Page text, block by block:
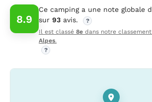
8.9
Ce camping a une note globale
sur 93 avis.
?
Il est classé 8e dans notre classement
Alpes.
?